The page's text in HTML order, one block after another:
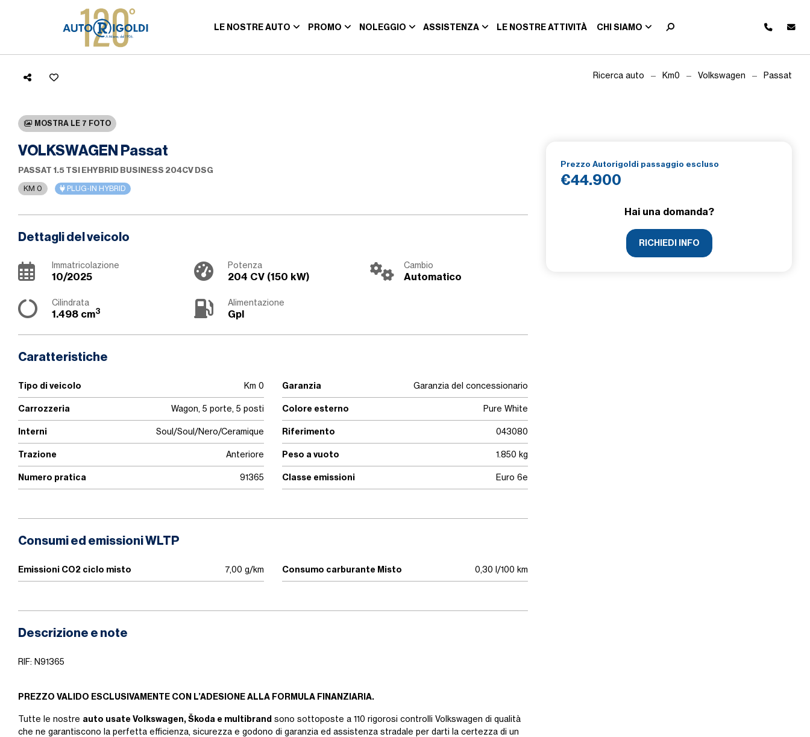
LE NOSTRE AUTO PROMO NOLEGGIO ASSISTENZA LE NOSTRE ATTIVITÀ CHI SIAMO
Ricerca auto Km0 Volkswagen Passat
MOSTRA LE 7 FOTO
VOLKSWAGEN Passat
PASSAT 1.5 TSI EHYBRID BUSINESS 204CV DSG
KM 0 PLUG-IN HYBRID
Dettagli del veicolo
Immatricolazione
10/2025
Potenza
204 CV (150 kW)
Cambio
Automatico
Cilindrata
1.498 cm3
Alimentazione
Gpl
Caratteristiche
Tipo di veicolo Km 0 Garanzia Garanzia del concessionario
Carrozzeria Wagon, 5 porte, 5 posti Colore esterno Pure White
Interni Soul/Soul/Nero/Ceramique Riferimento 043080
Trazione Anteriore Peso a vuoto 1.850 kg
Numero pratica 91365 Classe emissioni Euro 6e
Consumi ed emissioni WLTP
Emissioni CO2 ciclo misto 7,00 g/km Consumo carburante Misto 0,30 l/100 km
Descrizione e note
RIF: N91365
PREZZO VALIDO ESCLUSIVAMENTE CON L’ADESIONE ALLA FORMULA FINANZIARIA.
Tutte le nostre auto usate Volkswagen, Škoda e multibrand sono sottoposte a 110 rigorosi controlli Volkswagen di qualità
che ne garantiscono la perfetta efficienza, sicurezza e godono di garanzia ed assistenza stradale per darti la certezza di un
Prezzo Autorigoldi passaggio escluso
€44.900
Hai una domanda?
RICHIEDI INFO